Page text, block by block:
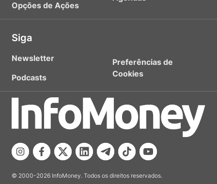
Opções de Ações
Siga
Newsletter
Podcasts
Preferências de
Cookies
© 2000-2026 InfoMoney. Todos os direitos reservados.